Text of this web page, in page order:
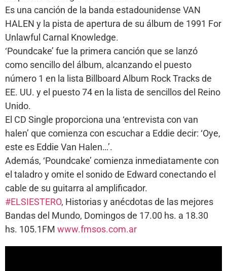
Es una canción de la banda estadounidense VAN
HALEN y la pista de apertura de su álbum de 1991 For
Unlawful Carnal Knowledge.
‘Poundcake’ fue la primera canción que se lanzó
como sencillo del álbum, alcanzando el puesto
número 1 en la lista Billboard Album Rock Tracks de
EE. UU. y el puesto 74 en la lista de sencillos del Reino
Unido.
El CD Single proporciona una ‘entrevista con van
halen’ que comienza con escuchar a Eddie decir: ‘Oye,
este es Eddie Van Halen…’.
Además, ‘Poundcake’ comienza inmediatamente con
el taladro y omite el sonido de Edward conectando el
cable de su guitarra al amplificador.
#ELSIESTERO, Historias y anécdotas de las mejores
Bandas del Mundo, Domingos de 17.00 hs. a 18.30
hs. 105.1FM www.fmsos.com.ar